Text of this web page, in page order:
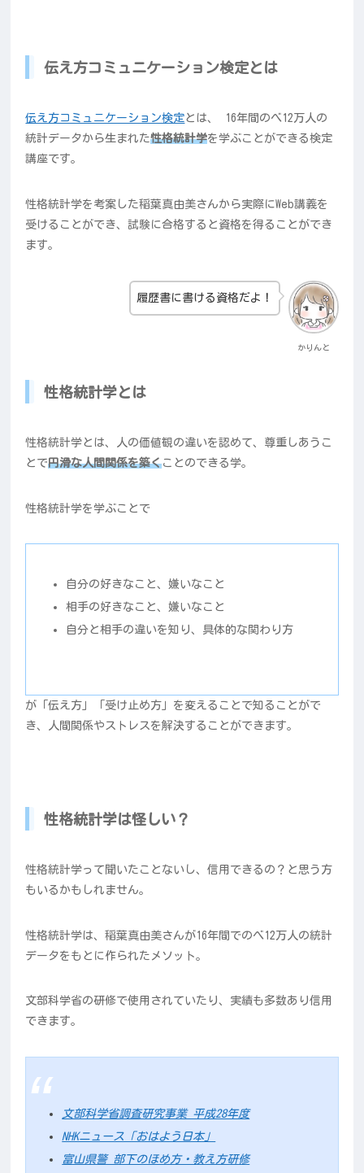
伝え方コミュニケーション検定とは
伝え方コミュニケーション検定とは、
16年間のべ12万人の
統計データから生まれた性格統計学を学ぶことができる検定
講座です。
性格統計学を考案した稲葉真由美さんから実際にWeb講義を
受けることができ、試験に合格すると資格を得ることができ
ます。
かりんと
履歴書に書ける資格だよ！
性格統計学とは
性格統計学とは、人の価値観の違いを認めて、尊重しあうこ
とで円滑な人間関係を築くことのできる学。
性格統計学を学ぶことで
自分の好きなこと、嫌いなこと
相手の好きなこと、嫌いなこと
自分と相手の違いを知り、具体的な関わり方
が「伝え方」「受け止め方」を変えることで知ることがで
き、人間関係やストレスを解決することができます。
性格統計学は怪しい？
性格統計学って聞いたことないし、信用できるの？と思う方
もいるかもしれません。
性格統計学は、稲葉真由美さんが16年間でのべ12万人の統計
データをもとに作られたメソット。
文部科学省の研修で使用されていたり、実績も多数あり信用
できます。
文部科学省調査研究事業 平成28年度
NHKニュース「おはよう日本」
富山県警 部下のほめ方・教え方研修